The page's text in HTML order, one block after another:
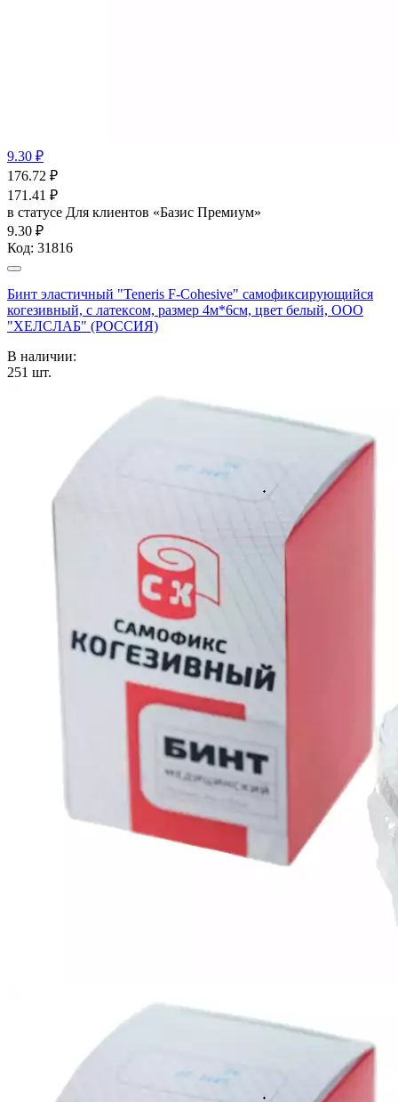
9.30 ₽
176.72 ₽
171.41 ₽
в статусе Для клиентов «Базис Премиум»
9.30 ₽
Код: 31816
Бинт эластичный "Teneris F-Cohesive" cамофиксирующийся
когезивный, с латексом, размер 4м*6см, цвет белый, ООО
"ХЕЛСЛАБ" (РОССИЯ)
В наличии:
251 шт.